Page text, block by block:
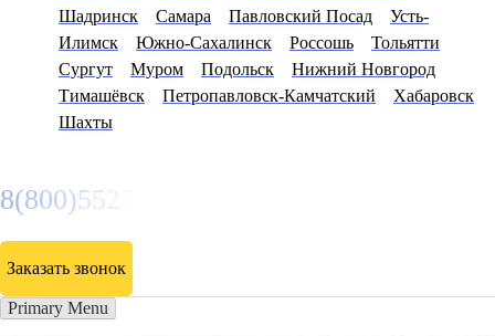
Шадринск
Самара Павловский Посад
Усть-
Илимск
Южно-Сахалинск Россошь
Тольятти
Сургут
Муром Подольск
Нижний Новгород
Тимашёвск
Петропавловск-Камчатский
Хабаровск
Шахты
8(800)5527584
Заказать звонок
Primary Menu